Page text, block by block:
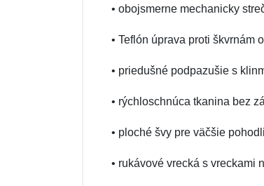
• obojsmerne mechanicky
• Teflón úprava proti škvrnám
• priedušné podpazušie s
• rýchloschnúca tkanina bez
• ploché švy pre väčšie
• rukávové vrecká s vreckami